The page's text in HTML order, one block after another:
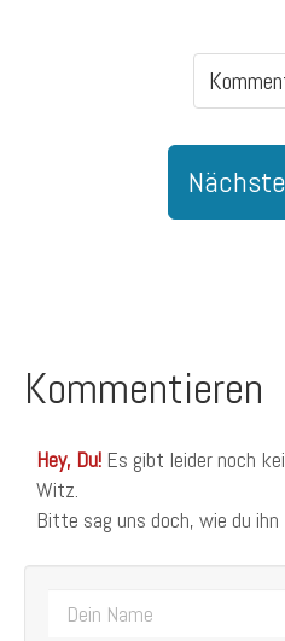
Kommentieren
Hey, Du! Es gibt leider noch
Witz.
Bitte sag uns doch, wie du